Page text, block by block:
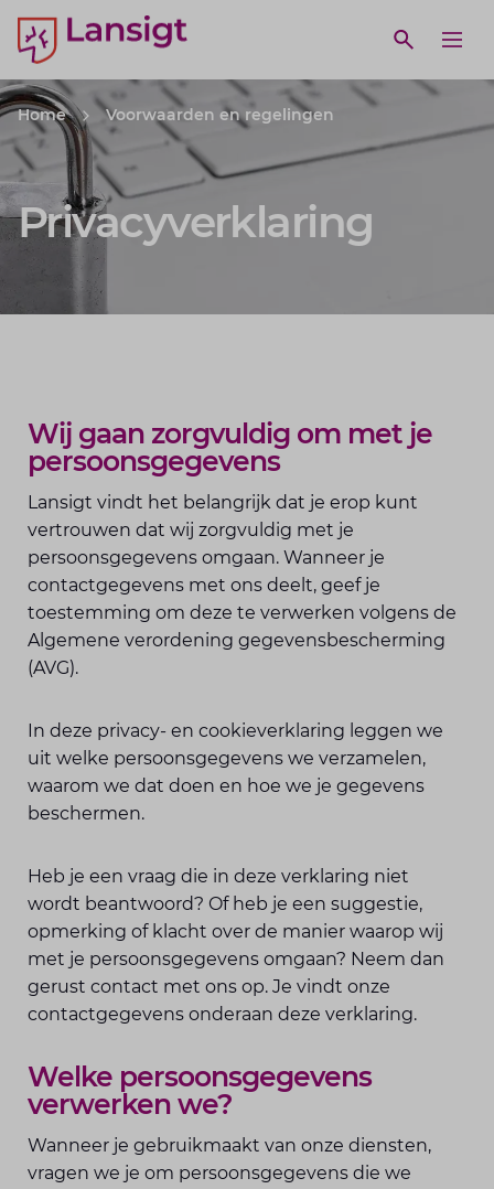
Lansigt Accountants logo
Open
search website
Home Voorwaarden en regelingen
Privacyverklaring
Wij gaan zorgvuldig om met je
persoonsgegevens
Lansigt vindt het belangrijk dat je erop kunt
vertrouwen dat wij zorgvuldig met je
persoonsgegevens omgaan. Wanneer je
contactgegevens met ons deelt, geef je
toestemming om deze te verwerken volgens de
Algemene verordening gegevensbescherming
(AVG).
In deze privacy- en cookieverklaring leggen we
uit welke persoonsgegevens we verzamelen,
waarom we dat doen en hoe we je gegevens
beschermen.
Heb je een vraag die in deze verklaring niet
wordt beantwoord? Of heb je een suggestie,
opmerking of klacht over de manier waarop wij
met je persoonsgegevens omgaan? Neem dan
gerust contact met ons op. Je vindt onze
contactgegevens onderaan deze verklaring.
Welke persoonsgegevens
verwerken we?
Wanneer je gebruikmaakt van onze diensten,
vragen we je om persoonsgegevens die we